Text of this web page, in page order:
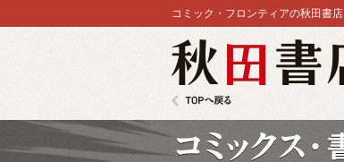
コミック・フロンティアの秋田書店